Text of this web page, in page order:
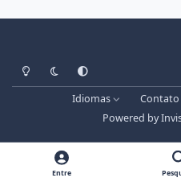
Light ModeDark ModeSystem Preference
Idiomas Contato
Powered by
Entre